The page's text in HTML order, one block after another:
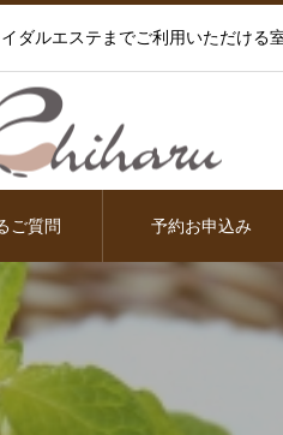
ダルエステまでご利用いただける
ご質問 予約お申込み